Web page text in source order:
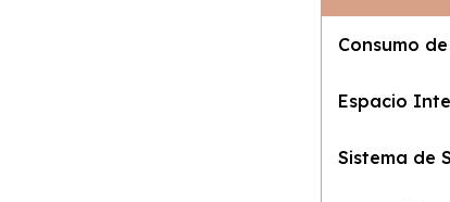
Consumo
Espacio
Sistema de